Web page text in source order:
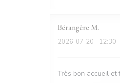
Bérangère M
2026-07-20 - 12:30
Très bon accueil et